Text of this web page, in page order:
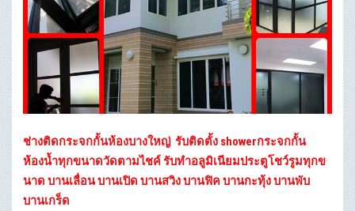
ช่างติดกระจกกั้นห้องบางใหญ่ รับติดตั้ง showerกระจกกั้น
ห้องน้ำทุกขนาดวัดตามไชค์ รับทำอลูมิเนียมประตูโชว์รูมทุกข
นาด บานเลื่อน บานเปิด บานสวิง บานฟิค บานกะทุ้ง บานพับ
บานเกร็ด